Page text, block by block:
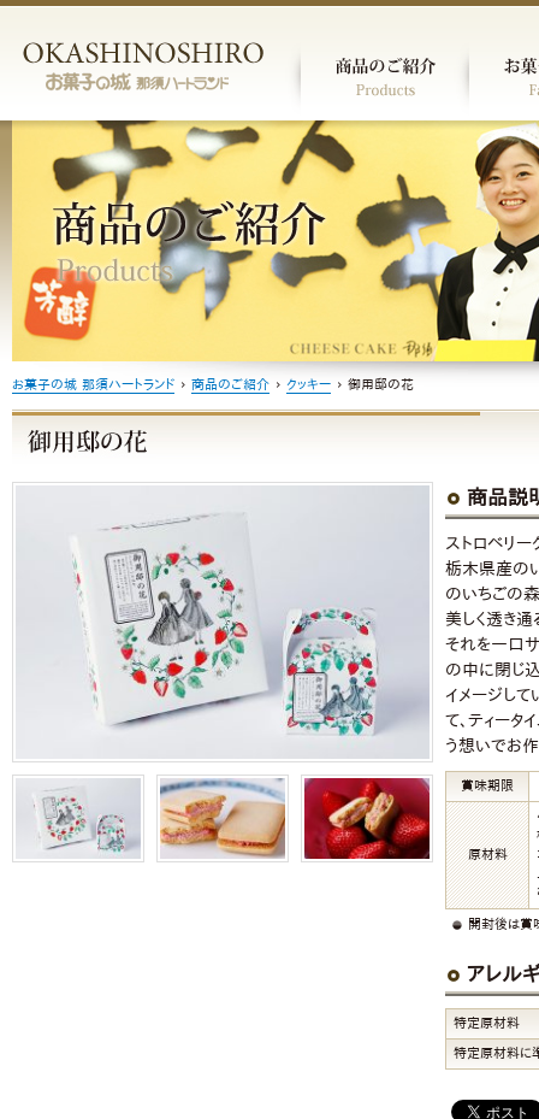
お菓子の城 那須ハートランド › 商品のご紹介 › クッキー › 御用邸の花
商品説
ストロベリー
栃木県産の
のいちごの
美しく透き
それを一口
の中に閉じ
イメージし
て、ティータ
う想いでお
賞味期限
原材料
開封後は賞
アレル
特定原材料
特定原材料に